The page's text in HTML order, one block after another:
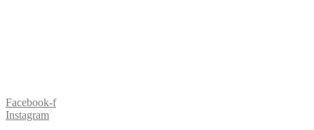
Facebook-f
Instagram